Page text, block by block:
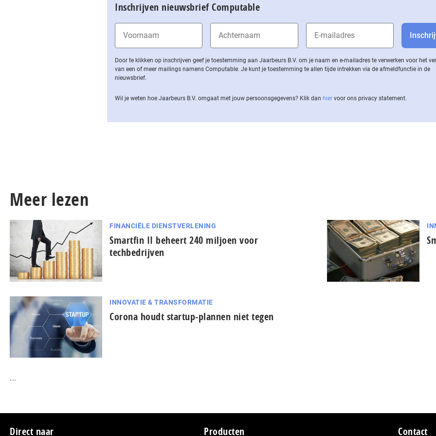
Inschrijven nieuwsbrief Computable
Door te klikken op inschrijven geef je toestemming aan Jaarbeurs B.V. om je naam en e-mailadres te verwerken voor het
van een of meer mailings namens Computable. Je kunt je toestemming te allen tijde intrekken via de af­meld­func­tie in de
nieuwsbrief.
Wil je weten hoe Jaarbeurs B.V. omgaat met jouw per­soons­ge­ge­vens? Klik dan hier voor ons privacy statement.
Meer lezen
FINANCIËLE DIENSTVERLENING
Smartfin II beheert 240 miljoen voor
techbedrijven
INNOVATIE & TRANSFORMATIE
Corona houdt startup-plannen niet tegen
...
Direct naar Producten Contact